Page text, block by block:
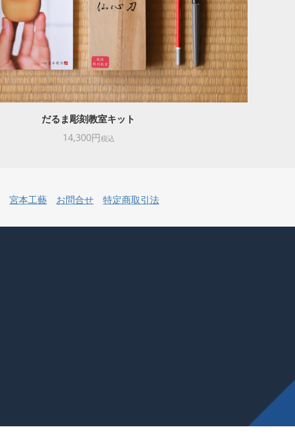
だるま彫刻教室キット
14,300円税込
宮本工藝 お問合せ 特定商取引法